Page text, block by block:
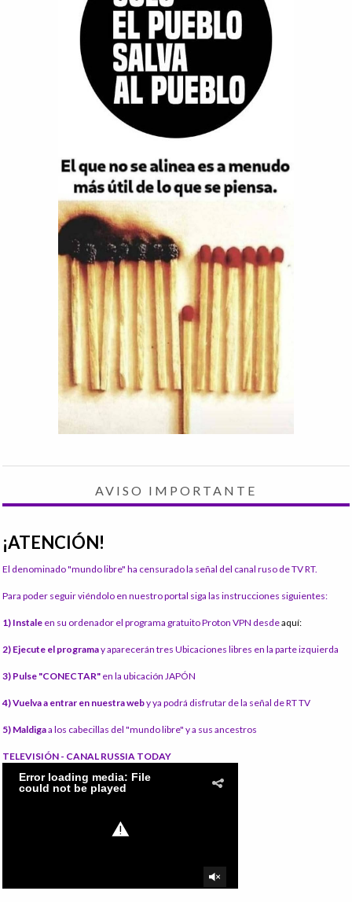
AVISO IMPORTANTE
¡ATENCIÓN!
El denominado "mundo libre" ha censurado la señal del canal ruso de TV RT.
Para poder seguir viéndolo en nuestro portal siga las instrucciones siguientes:
1) Instale en su ordenador el programa gratuito Proton VPN desdeaquí:
2) Ejecute el programay aparecerán tres Ubicaciones libres en la parte izquierda
3) Pulse "CONECTAR" en la ubicación JAPÓN
4) Vuelva a entrar en nuestra weby ya podrá disfrutar de la señal de RT TV
5) Maldigaa los cabecillas del "mundo libre" y a sus ancestros
TELEVISIÓN - CANAL RUSSIA TODAY